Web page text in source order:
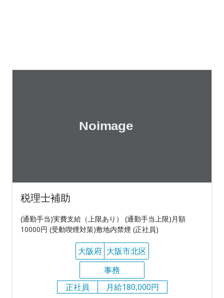
税理士補助
(通勤手当)実費支給（上限あり） (通勤手当上限)月額
10000円 (受動喫煙対策)敷地内禁煙 (正社員)
大阪府 大阪市北区
事務
正社員
月給180,000円